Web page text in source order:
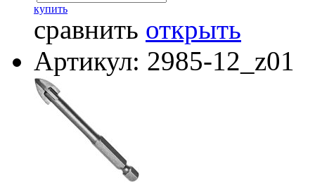
купить
сравнить открыть
Артикул: 2985-12_z01